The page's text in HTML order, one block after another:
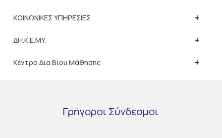
+
ΚΟΙΝΩΝΙΚΕΣ ΥΠΗΡΕΣΙΕΣ
+
ΔΗ.Κ.Ε.ΜΥ.
+
Κέντρο Δια Βίου Μάθησης
Γρήγοροι Σύνδεσμοι